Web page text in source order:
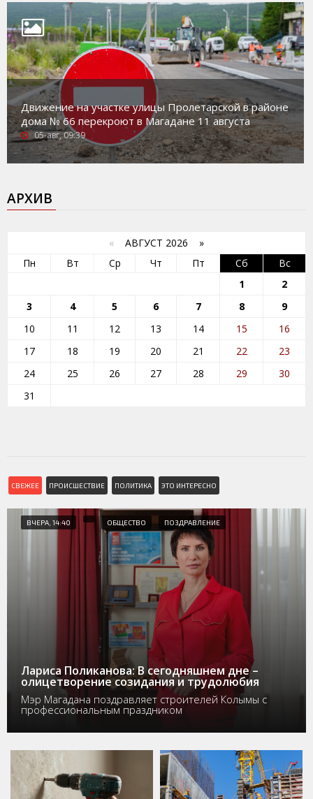
Движение на участке улицы Пролетарской в районе
дома № 66 перекроют в Магадане 11 августа
05-авг, 09:39
АРХИВ
« АВГУСТ 2026 »
Пн
Вт Ср Чт Пт Сб
Вс
1
2
3
4 5 6 7 8
9
10
11 12 13 14 15
16
17
18 19 20 21 22
23
24
25 26 27 28 29
30
31
СВЕЖЕЕ ПРОИСШЕСТВИЕ ПОЛИТИКА ЭТО ИНТЕРЕСНО
ВЧЕРА, 14:40 ОБЩЕСТВО ПОЗДРАВЛЕНИЕ
Лариса Поликанова: В сегодняшнем дне –
олицетворение созидания и трудолюбия
Мэр Магадана поздравляет строителей Колымы с
профессиональным праздником